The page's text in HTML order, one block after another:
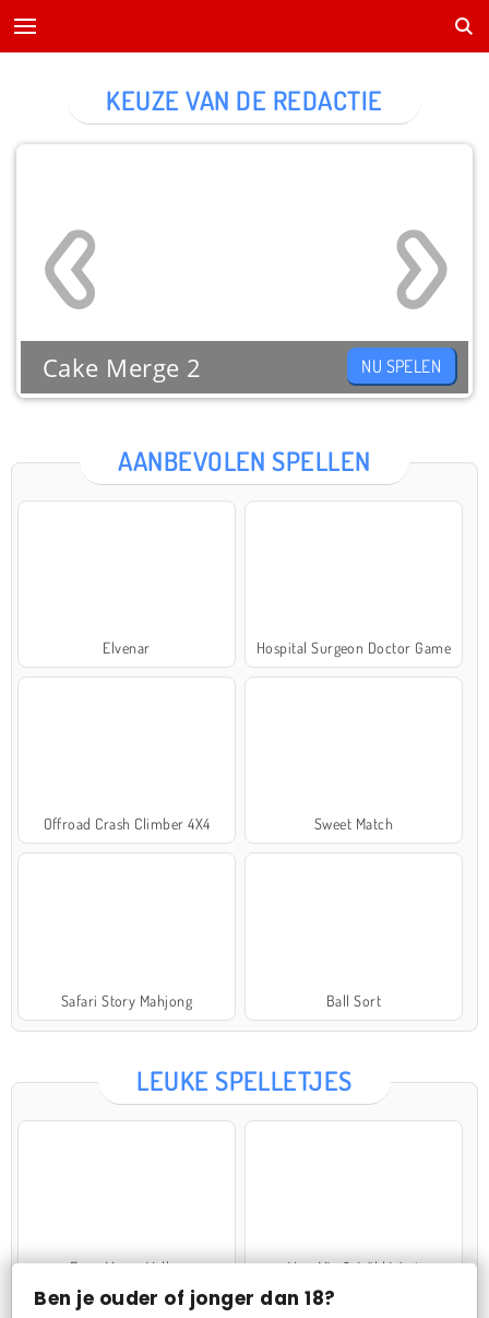
Ben je ouder of jonger dan 18?
AANBEVOLEN SPELLEN
Elvenar Hospital Surgeon Doctor Game
Offroad Crash Climber 4X4 Sweet Match
Safari Story Mahjong Ball Sort
KEUZE VAN DE REDACTIE
Cake Merge 2 NU SPELEN
LEUKE SPELLETJES
Farm Merge Valley VegaMix 2: Wild West